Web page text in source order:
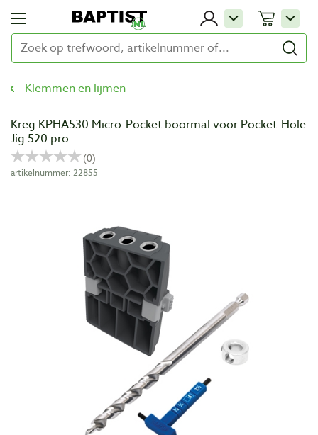
Klemmen en lijmen
Kreg KPHA530 Micro-Pocket boormal voor Pocket-Hole
Jig 520 pro
artikelnummer: 22855